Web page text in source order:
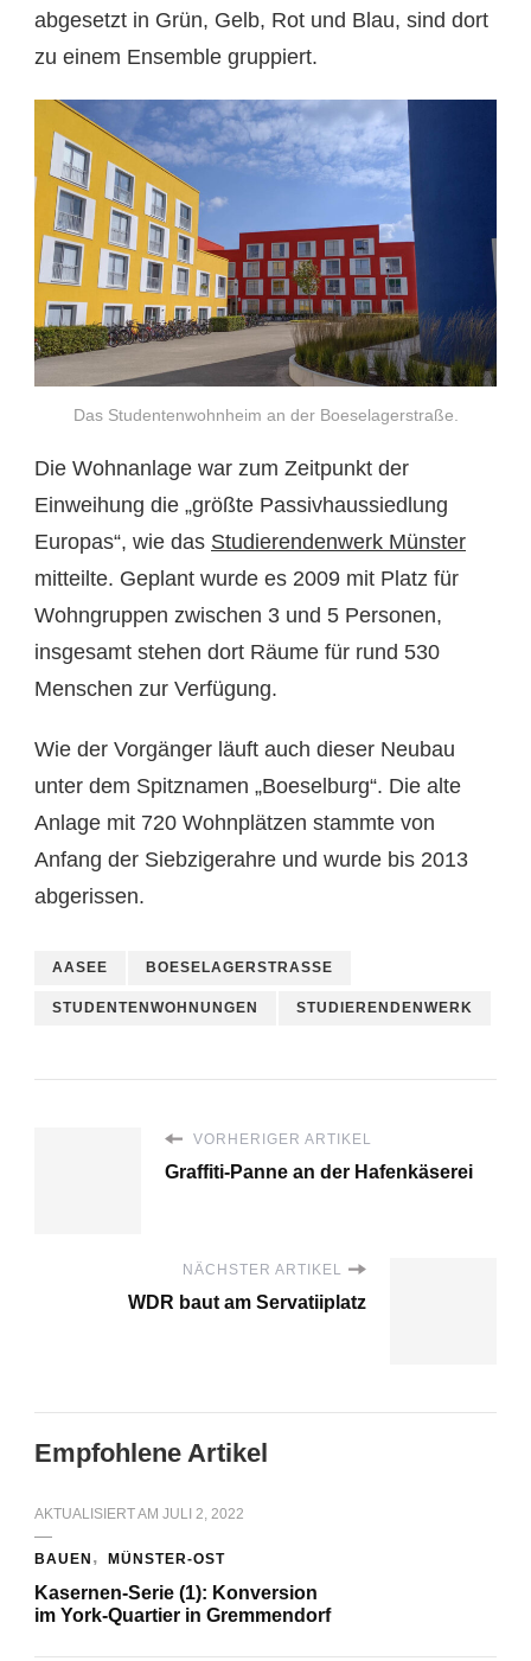
abgesetzt in Grün, Gelb, Rot und Blau, sind dort
zu einem Ensemble gruppiert.
Das Studentenwohnheim an der Boeselagerstraße.
Die Wohnanlage war zum Zeitpunkt der
Einweihung die „größte Passivhaussiedlung
Europas“, wie das Studierendenwerk Münster
mitteilte. Geplant wurde es 2009 mit Platz für
Wohngruppen zwischen 3 und 5 Personen,
insgesamt stehen dort Räume für rund 530
Menschen zur Verfügung.
Wie der Vorgänger läuft auch dieser Neubau
unter dem Spitznamen „Boeselburg“. Die alte
Anlage mit 720 Wohnplätzen stammte von
Anfang der Siebzigerahre und wurde bis 2013
abgerissen.
AASEE BOESELAGERSTRASSE
STUDENTENWOHNUNGEN STUDIERENDENWERK
VORHERIGER ARTIKEL
Graffiti-Panne an der Hafenkäserei
NÄCHSTER ARTIKEL
WDR baut am Servatiiplatz
Empfohlene Artikel
AKTUALISIERT AM JULI 2, 2022
BAUEN MÜNSTER-OST
Kasernen-Serie (1): Konversion
im York-Quartier in Gremmendorf